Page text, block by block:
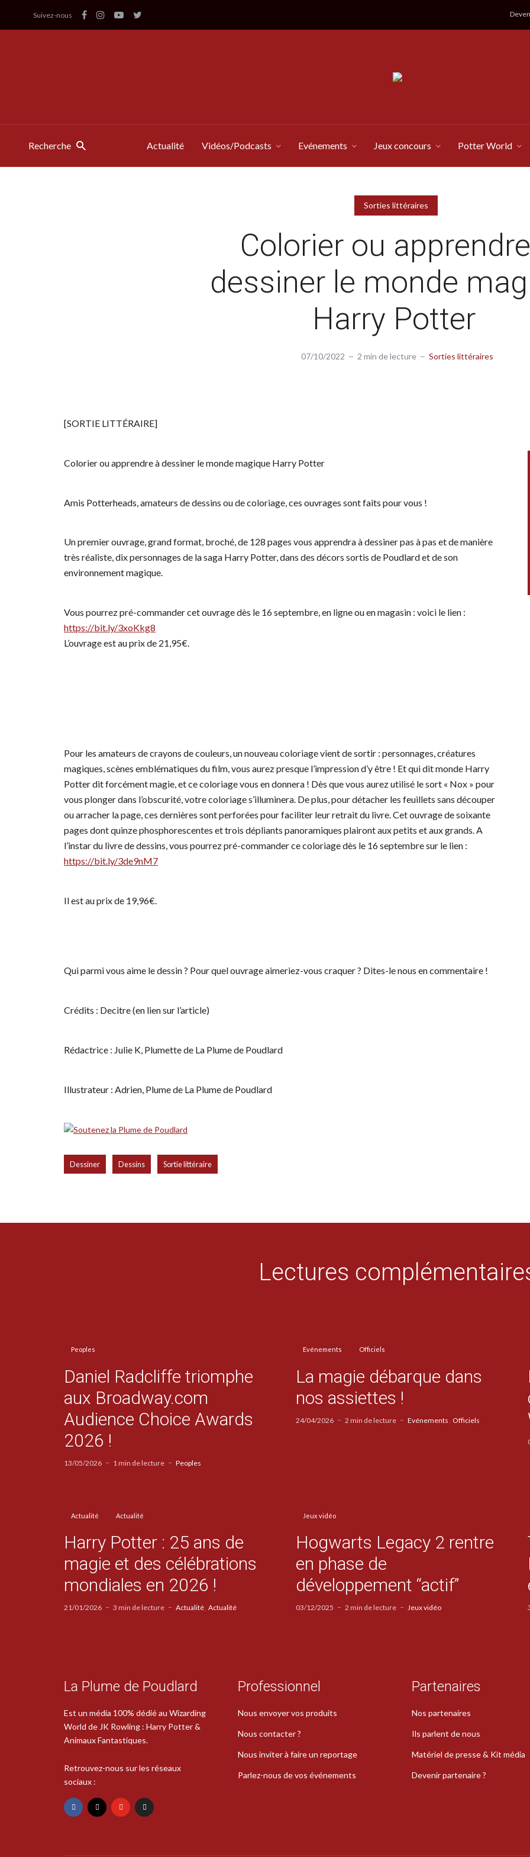
Suivez-nous
Recherche Actualité Vidéos/Podcasts Evénements Jeux concours Potter World
Sorties littéraires
Colorier ou
dessiner le monde
Harry Potter
07/10/2022 2 min de lecture Sorties littéraires
[SORTIE LITTÉRAIRE]
Colorier ou apprendre à dessiner le monde magique Harry Potter
Amis Potterheads, amateurs de dessins ou de coloriage, ces ouvrages sont faits pour vous !
Un premier ouvrage, grand format, broché, de 128 pages vous apprendra à dessiner pas à pas et de manière
très réaliste, dix personnages de la saga Harry Potter, dans des décors sortis de Poudlard et de son
environnement magique.
Vous pourrez pré-commander cet ouvrage dès le 16 septembre, en ligne ou en magasin : voici le lien :
https://bit.ly/3xoKkg8
L’ouvrage est au prix de 21,95€.
Pour les amateurs de crayons de couleurs, un nouveau coloriage vient de sortir : personnages, créatures
magiques, scènes emblématiques du film, vous aurez presque l’impression d’y être ! Et qui dit monde Harry
Potter dit forcément magie, et ce coloriage vous en donnera ! Dès que vous aurez utilisé le sort « Nox » pour
vous plonger dans l’obscurité, votre coloriage s’illuminera. De plus, pour détacher les feuillets sans découper
ou arracher la page, ces dernières sont perforées pour faciliter leur retrait du livre. Cet ouvrage de soixante
pages dont quinze phosphorescentes et trois dépliants panoramiques plairont aux petits et aux grands. A
l’instar du livre de dessins, vous pourrez pré-commander ce coloriage dès le 16 septembre sur le lien :
https://bit.ly/3de9nM7
Il est au prix de 19,96€.
Qui parmi vous aime le dessin ? Pour quel ouvrage aimeriez-vous craquer ? Dites-le nous en commentaire !
Crédits : Decitre (en lien sur l’article)
Rédactrice : Julie K, Plumette de La Plume de Poudlard
Illustrateur : Adrien, Plume de La Plume de Poudlard
Dessiner Dessins Sortie littéraire
Lectures
Peoples
Daniel Radcliffe triomphe
aux Broadway.com
Audience Choice Awards
2026 !
13/05/2026 1 min de lecture Peoples
Evénements Officiels
La magie débarque dans
nos assiettes !
24/04/2026 2 min de lecture Evénements Officiels
Actualité Actualité
Harry Potter : 25 ans de
magie et des célébrations
mondiales en 2026 !
21/01/2026 3 min de lecture Actualité Actualité
Jeux vidéo
Hogwarts Legacy 2 rentre
en phase de
développement “actif”
03/12/2025 2 min de lecture Jeux vidéo
La Plume de Poudlard
Est un média 100% dédié au Wizarding
World de JK Rowling : Harry Potter &
Animaux Fantastiques.
Retrouvez-nous sur les réseaux
sociaux :
Professionnel
Nous envoyer vos produits
Nous contacter ?
Nous inviter à faire un reportage
Parlez-nous de vos événements
Partenaires
Nos partenaires
Ils parlent de nous
Matériel de presse & Kit média
Devenir partenaire ?